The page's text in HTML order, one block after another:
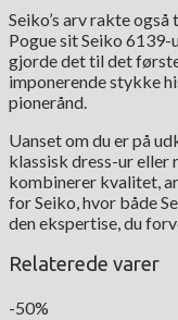
Seiko’s arv rakte
Pogue sit Seiko
gjorde det til det
imponerende stykke
pionerånd.
Uanset om du er på
klassisk dress-ur eller
kombinerer kvalitet,
for Seiko, hvor både
den ekspertise, du
Relaterede varer
-50%